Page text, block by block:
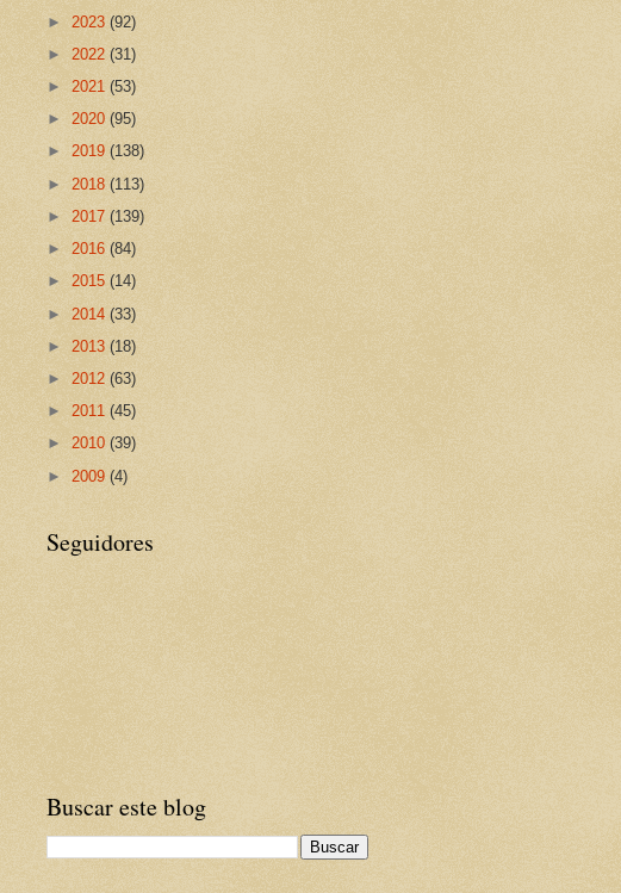
► 2023 (92)
► 2022 (31)
► 2021 (53)
► 2020 (95)
► 2019 (138)
► 2018 (113)
► 2017 (139)
► 2016 (84)
► 2015 (14)
► 2014 (33)
► 2013 (18)
► 2012 (63)
► 2011 (45)
► 2010 (39)
► 2009 (4)
Seguidores
Buscar este blog